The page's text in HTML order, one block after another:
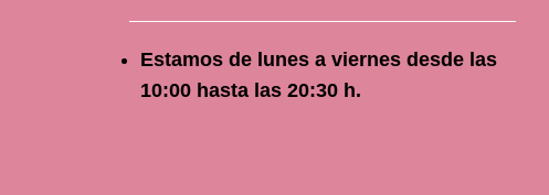
Estamos de lunes a viernes desde las
10:00 hasta las 20:30 h.